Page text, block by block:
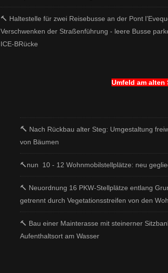
🔨 Haltestelle für zwei Reisebusse an der Pont
Verschwenken der Straßenführung - leere Busse
ICE-BRücke
Umfeld am alten
🔨 Nach Rückbau alter Steg: Umgestaltung
von Bäumen
🔨nun 10 - 12 Wohnmobilstellplätze: neu
🔨 Neuordnung 16 PKW-Stellplätze entlang
getrennt durch Vegetationsstreifen von den
🔨 Bau einer Mainterasse mit steinerner
Aufenthaltsort am Wasser